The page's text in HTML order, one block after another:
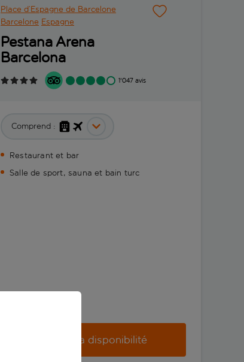
Place d’Espagne de Barcelone
Barcelone Espagne
Pestana Arena
Barcelona
1'047 avis
Comprend :
Restaurant et bar
Salle de sport, sauna et bain turc
Vérifier la disponibilité